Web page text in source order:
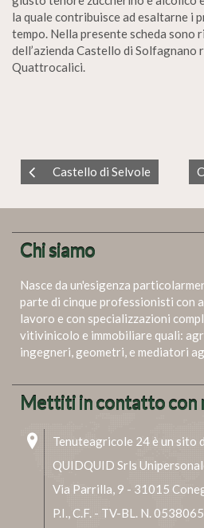
la quale contribuisce ad esaltarne i
tempo. Nella presente scheda
dell’azienda Castello di Solfagnano
Quattrocalici.
Castello di Selvole
Chi siamo
Nasce da un'esigenza
parte di cinque professionisti con
lavoro e con specializzazioni
vitivinicolo e immobiliare quali:
ingegneri, geometri, e mediatori
Mettiti in contatto con
Tenuteagricole 24 è un sito
QUIDQUID Srls
Via Parrilla, 9 - 31015
P.I., C.F. - TV-BL. N.